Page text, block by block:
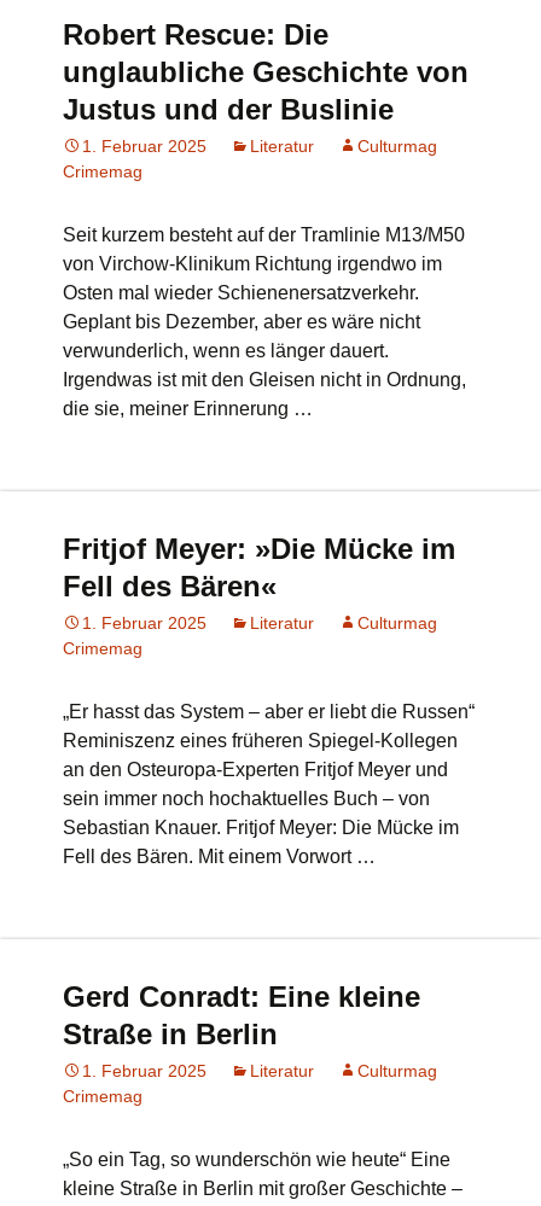
Robert Rescue: Die
unglaubliche Geschichte von
Justus und der Buslinie
1. Februar 2025 Literatur
Culturmag
Crimemag
Seit kurzem besteht auf der Tramlinie M13/M50
von Virchow-Klinikum Richtung irgendwo im
Osten mal wieder Schienenersatzverkehr.
Geplant bis Dezember, aber es wäre nicht
verwunderlich, wenn es länger dauert.
Irgendwas ist mit den Gleisen nicht in Ordnung,
die sie, meiner Erinnerung …
Fritjof Meyer: »Die Mücke im
Fell des Bären«
1. Februar 2025 Literatur
Culturmag
Crimemag
„Er hasst das System – aber er liebt die Russen“
Reminiszenz eines früheren Spiegel-Kollegen
an den Osteuropa-Experten Fritjof Meyer und
sein immer noch hochaktuelles Buch – von
Sebastian Knauer. Fritjof Meyer: Die Mücke im
Fell des Bären. Mit einem Vorwort …
Gerd Conradt: Eine kleine
Straße in Berlin
1. Februar 2025 Literatur
Culturmag
Crimemag
„So ein Tag, so wunderschön wie heute“ Eine
kleine Straße in Berlin mit großer Geschichte –